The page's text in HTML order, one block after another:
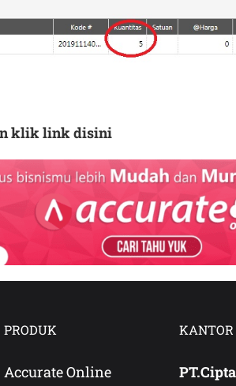
klik link disini
PRODUK
Accurate Online
KANTOR